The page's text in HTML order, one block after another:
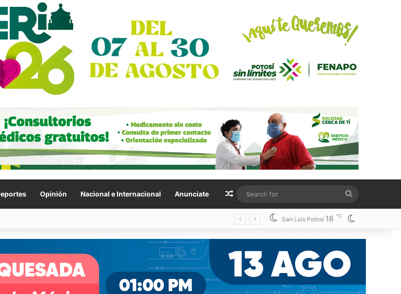
Opinión Nacional e Internacional Anunciate Random Article
for
Circuito Potosí en la movilidad de Villa de Pozos San Luis Potosí 18 ℃